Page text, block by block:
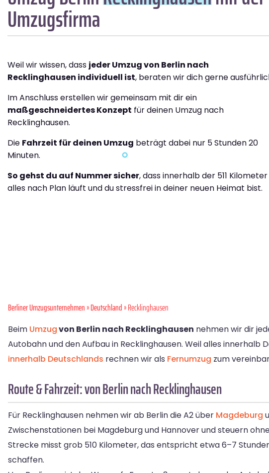
Umzugsfirma
Weil wir wissen, dass jeder Umzug von Berlin nach
Recklinghausen individuell ist, beraten wir dich gerne
Im Anschluss erstellen wir gemeinsam mit dir ein
maßgeschneidertes Konzept für deinen Umzug nach
Recklinghausen.
Die Fahrzeit für deinen Umzug beträgt dabei nur 5 Stunden 20
Minuten.
So gehst du auf Nummer sicher, dass innerhalb der 511 Kilometer
alles nach Plan läuft und du stressfrei in deiner neuen Heimat bist.
Berliner Umzugsunternehmen»Deutschland» Recklinghausen
Beim Umzugvon Berlin nach Recklinghausen nehmen wir dir
Autobahn und den Aufbau in Recklinghausen. Weil alles
innerhalb Deutschlands rechnen wir als Fernumzug zum
Route & Fahrzeit: von Berlin nach Recklinghausen
Für Recklinghausen nehmen wir ab Berlin die A2 über Magdeburg
Zwischenstationen bei Magdeburg und Hannover und steuern
Strecke misst grob 510 Kilometer, das entspricht etwa 6–7
schaffen.